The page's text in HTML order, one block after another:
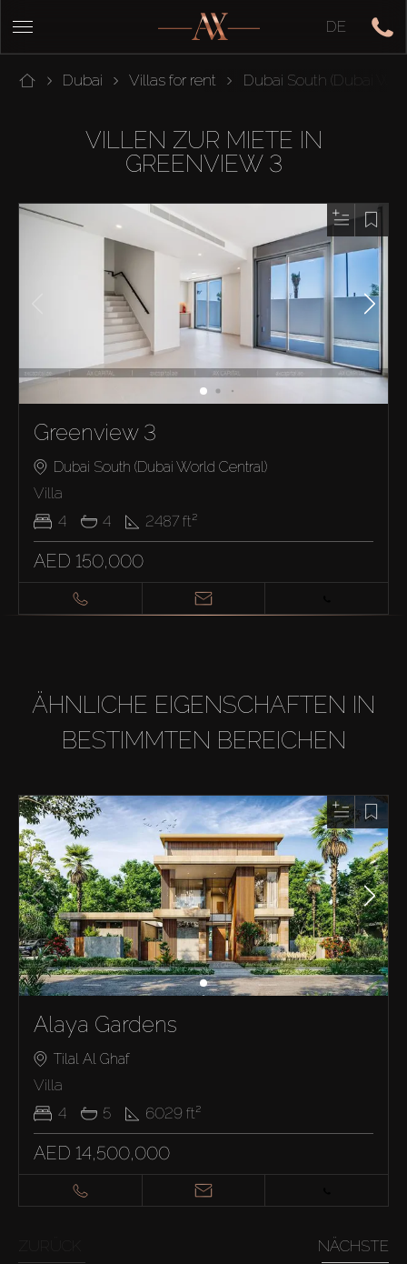
DE
Dubai Villas for rent Dubai South (Dubai
VILLEN ZUR MIETE IN
GREENVIEW 3
Greenview 3
Dubai South (Dubai World Central)
Villa
4
4 2487 ft²
AED 150,000
ÄHNLICHE EIGENSCHAFTEN IN
BESTIMMTEN BEREICHEN
Alaya Gardens
Tilal Al Ghaf
Villa
4
5 6029 ft²
AED 14,500,000
NÄCHSTE